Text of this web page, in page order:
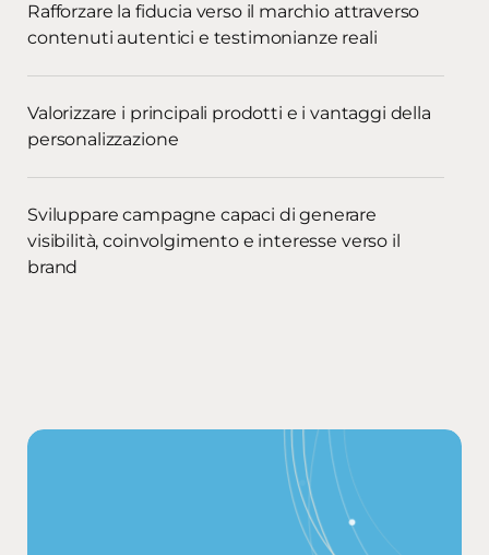
Rafforzare la fiducia verso il marchio attraverso
contenuti autentici e testimonianze reali
Valorizzare i principali prodotti e i vantaggi della
personalizzazione
Sviluppare campagne capaci di generare
visibilità, coinvolgimento e interesse verso il
brand